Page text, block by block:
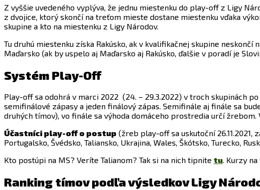
Z vyššie uvedeného vyplýva, že jednu miestenku do play-off z Ligy
z dvojice, ktorý skončí na treťom mieste dostane miestenku vďaka
skupine a kto na miestenku z Ligy Národov.
Tu druhú miestenku získa Rakúsko, ak v kvalifikačnej skupine
Maďarsko (ak by uspelo aj Maďarsko aj Rakúsko, ďalšie v poradí je
Systém Play-Off
Play-off sa odohrá v marci 2022 (24. – 29.3.2022) v troch skupinách
semifinálové zápasy a jeden finálový zápas. Semifinále aj finále sa
druhých tímov), vo finále sa výhoda domáceho prostredia určí
Účastníci play-off o postup (žreb play-off sa uskutoční 26.11.2021,
Portugalsko, Švédsko, Taliansko, Ukrajina, Wales, Škótsko, Turecko,
Kto postúpi na MS? Veríte Talianom? Tak si na nich tipnite tu. Kurzy
Ranking tímov podľa výsledkov Ligy